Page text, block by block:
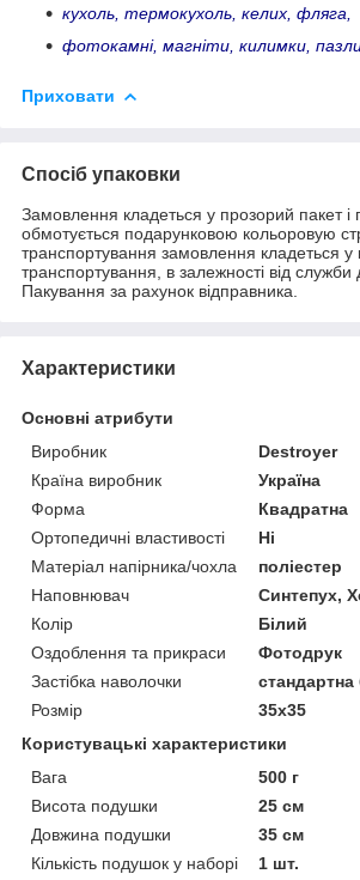
кухоль, термокухоль, келих, фляга,
фотокамні, магніти, килимки,
Приховати
Спосіб упаковки
Замовлення кладеться у прозорий пакет і
обмотується подарунковою кольоровую
транспортування замовлення кладеться у
транспортування, в залежності від служби
Пакування за рахунок відправника.
Характеристики
Основні атрибути
Виробник
Destroyer
Країна виробник
Україна
Форма
Квадратна
Ортопедичні властивості
Ні
Матеріал напірника/чохла
поліестер
Наповнювач
Синтепух,
Колір
Білий
Оздоблення та прикраси
Фотодрук
Застібка наволочки
Розмір
35x35
Користувацькі характеристики
Вага
500 г
Висота подушки
25 см
Довжина подушки
35 см
Кількість подушок у наборі
1 шт.